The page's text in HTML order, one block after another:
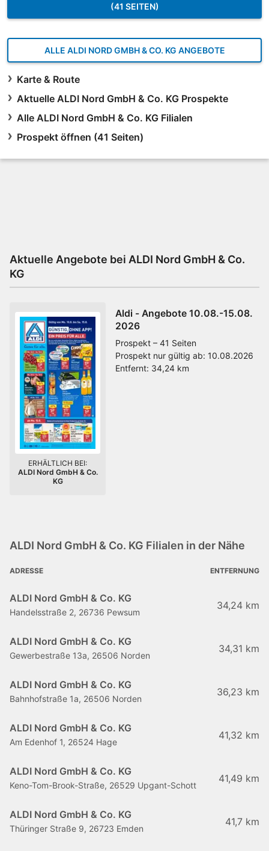
(41 SEITEN)
ALLE ALDI NORD GMBH & CO. KG ANGEBOTE
Karte & Route
Aktuelle ALDI Nord GmbH & Co. KG Prospekte
Alle ALDI Nord GmbH & Co. KG Filialen
Prospekt öffnen (41 Seiten)
Aktuelle Angebote bei ALDI Nord GmbH & Co.
KG
Aldi - Angebote 10.08.-15.08.
2026
Prospekt – 41 Seiten
Prospekt nur gültig ab: 10.08.2026
Entfernt: 34,24 km
ERHÄLTLICH BEI:
ALDI Nord GmbH & Co.
KG
ALDI Nord GmbH & Co. KG Filialen in der Nähe
ADRESSE ENTFERNUNG
ALDI Nord GmbH & Co. KG
Handelsstraße 2, 26736 Pewsum
34,24 km
ALDI Nord GmbH & Co. KG
Gewerbestraße 13a, 26506 Norden
34,31 km
ALDI Nord GmbH & Co. KG
Bahnhofstraße 1a, 26506 Norden
36,23 km
ALDI Nord GmbH & Co. KG
Am Edenhof 1, 26524 Hage
41,32 km
ALDI Nord GmbH & Co. KG
Keno-Tom-Brook-Straße, 26529 Upgant-Schott
41,49 km
ALDI Nord GmbH & Co. KG
Thüringer Straße 9, 26723 Emden
41,7 km